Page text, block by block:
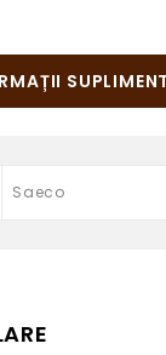
Saeco